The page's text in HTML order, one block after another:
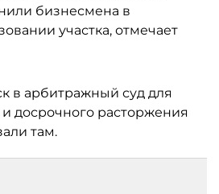
бизнесмена в
участка, отмечает
в арбитражный суд для
досрочного расторжения
там.